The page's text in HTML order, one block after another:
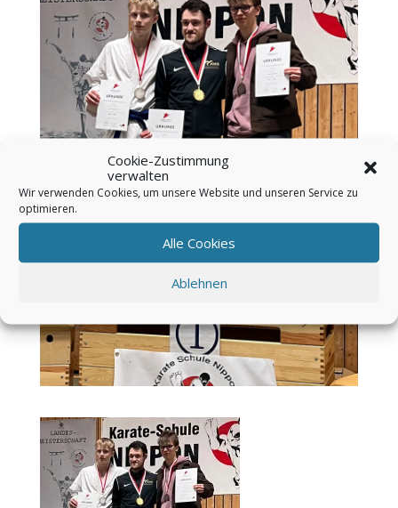
Cookie-Zustimmung
verwalten
Wir verwenden Cookies, um unsere Website und unseren Service zu
optimieren.
Alle Cookies
Ablehnen